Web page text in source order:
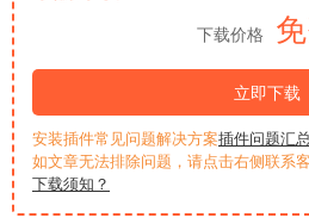
下载价格
立即下载
安装插件常见问题解决方案插件问题汇
如文章无法排除问题，请点击右侧联系
下载须知？